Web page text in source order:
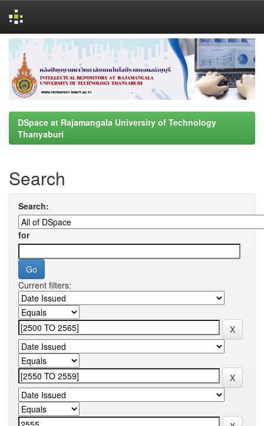
navigation
DSpace at Rajamangala University of Technology
Thanyaburi
Search
Search:
for
Current filters: